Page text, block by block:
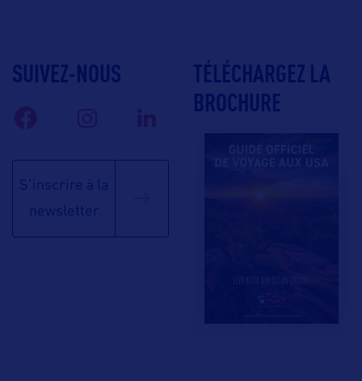
SUIVEZ-NOUS
S'inscrire à la
newsletter
TÉLÉCHARGEZ LA
BROCHURE